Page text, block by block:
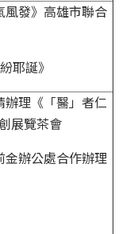
風發》高雄市聯合
耶誕》
辦理《「醫」者仁
展覽茶會
金辦公處合作辦理